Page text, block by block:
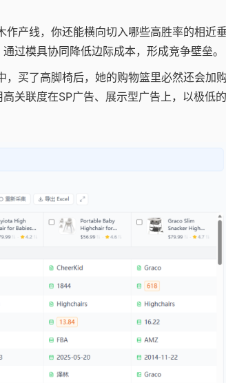
作产线，你还能横向切入哪些高胜率的相近
过模具协同降低边际成本，形成竞争壁垒。
，买了高脚椅后，她的购物篮里必然还会加
关联度在SP广告、展示型广告上，以极低